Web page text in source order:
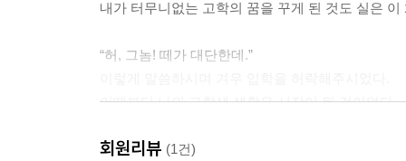
내가 터무니없는 고학의 꿈을 꾸게 된 것도 실은
“허, 그놈! 떼가 대단한데.”
이때부터 나의 고학생 생활은 시작이 된 것이었다.
회원리뷰 (1건)